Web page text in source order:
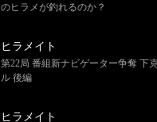
のヒラメが釣れるのか？
ヒラメイト
第22局 番組新ナビゲーター争奪 下
ル 後編
ヒラメイト